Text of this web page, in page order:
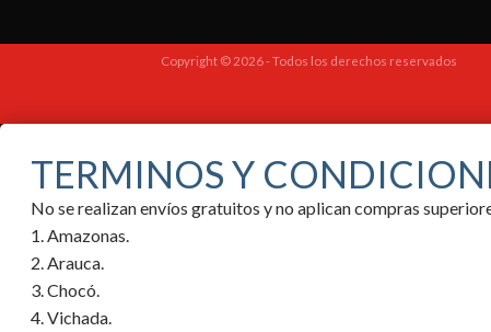
Copyright © 2026 - Todos los derechos reservados
TERMINOS Y
No se realizan envíos gratuitos y no aplican compras
1. Amazonas.
2. Arauca.
3. Chocó.
4. Vichada.